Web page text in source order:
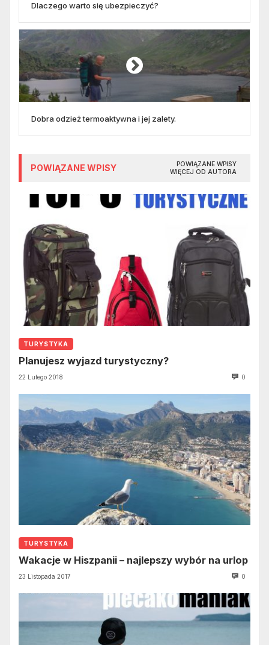
Dlaczego warto się ubezpieczyć?
Dobra odzież termoaktywna i jej zalety.
POWIĄZANE WPISY
POWIĄZANE WPISY
WIĘCEJ OD AUTORA
TURYSTYKA
Planujesz wyjazd turystyczny?
22 Lutego 2018 0
TURYSTYKA
Wakacje w Hiszpanii – najlepszy wybór na urlop
23 Listopada 2017 0